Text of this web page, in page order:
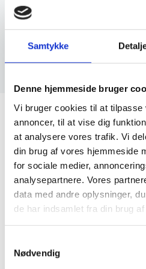
Samtykke
Denne hjemmeside bruger
Vi bruger cookies til at tilpasse
annoncer, til at vise dig
at analysere vores trafik. Vi
din brug af vores hjemmeside
for sociale medier,
analysepartnere. Vores
data med andre oplysninger,
de har indsamlet fra din brug
Nødvendig
Steffen
Gastrobakker
Skab system i
professionelle
Gastrobakker er ikke bare
Uanset om du skal